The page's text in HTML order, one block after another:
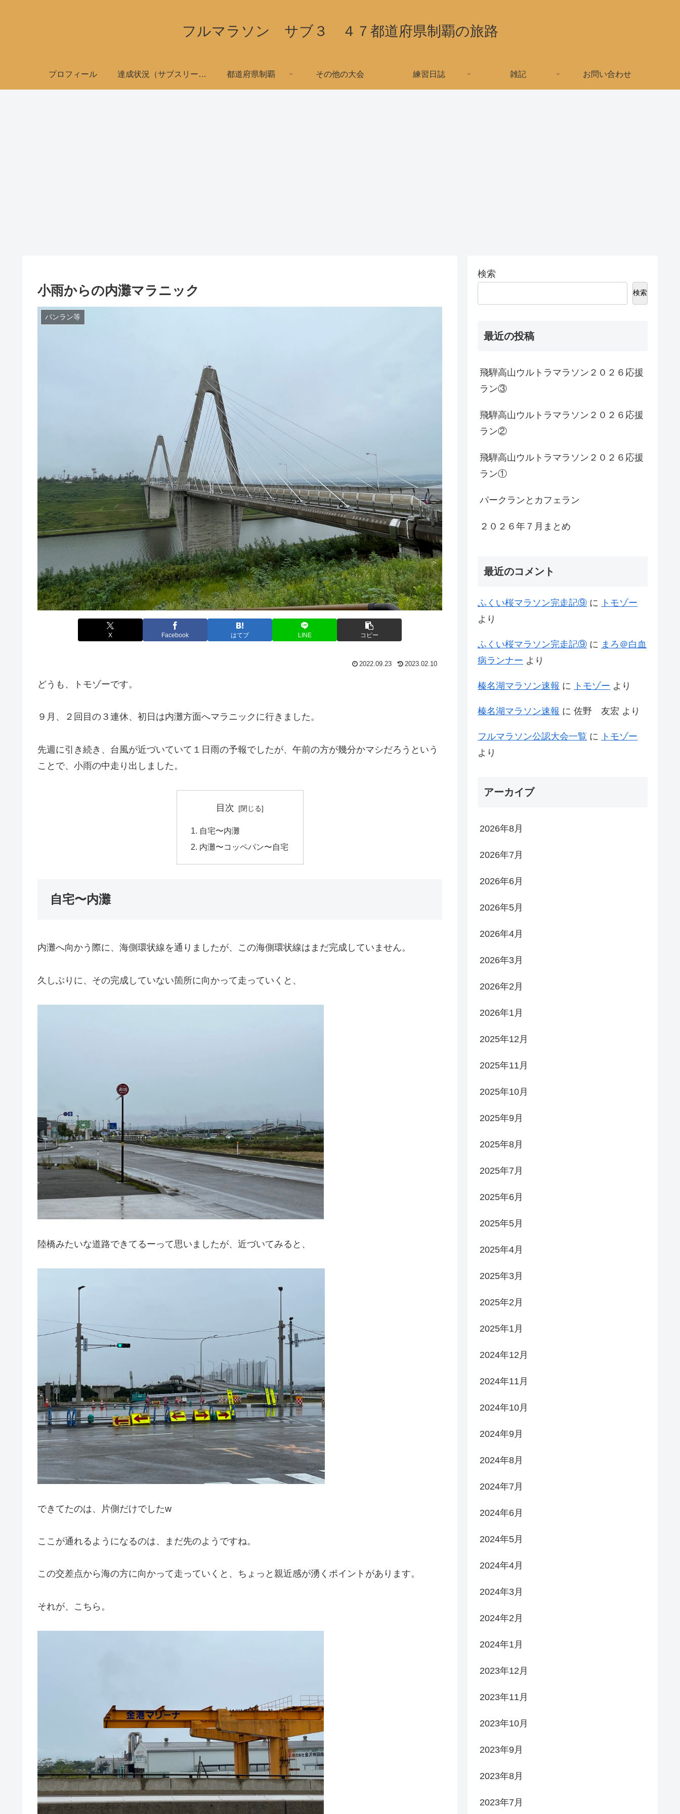
フルマラソン サブ３ ４７都道府県制覇の旅路
プロフィール 達成状況（サブスリーで全国制覇） 都道府県制覇 その他の大会 練習日誌 雑記 お問い合わせ
小雨からの内灘マラニック
パンラン等
X Facebook はてブ LINE コピー
2022.09.23 2023.02.10
どうも、トモゾーです。
９月、２回目の３連休、初日は内灘方面へマラニックに行きました。
先週に引き続き、台風が近づいていて１日雨の予報でしたが、午前の方が幾分かマシだろうという
ことで、小雨の中走り出しました。
目次
自宅〜内灘
内灘〜コッペパン〜自宅
自宅〜内灘
内灘へ向かう際に、海側環状線を通りましたが、この海側環状線はまだ完成していません。
久しぶりに、その完成していない箇所に向かって走っていくと、
陸橋みたいな道路できてるーって思いましたが、近づいてみると、
できてたのは、片側だけでしたw
ここが通れるようになるのは、まだ先のようですね。
この交差点から海の方に向かって走っていくと、ちょっと親近感が湧くポイントがあります。
それが、こちら。
検索
検索
最近の投稿
飛騨高山ウルトラマラソン２０２６応援
ラン③
飛騨高山ウルトラマラソン２０２６応援
ラン②
飛騨高山ウルトラマラソン２０２６応援
ラン①
パークランとカフェラン
２０２６年７月まとめ
最近のコメント
ふくい桜マラソン完走記⑨ に
トモゾー
より
ふくい桜マラソン完走記⑨ に まろ＠白血
病ランナー より
榛名湖マラソン速報 に トモゾー より
榛名湖マラソン速報 に 佐野 友宏 より
フルマラソン公認大会一覧 に
トモゾー
より
アーカイブ
2026年8月
2026年7月
2026年6月
2026年5月
2026年4月
2026年3月
2026年2月
2026年1月
2025年12月
2025年11月
2025年10月
2025年9月
2025年8月
2025年7月
2025年6月
2025年5月
2025年4月
2025年3月
2025年2月
2025年1月
2024年12月
2024年11月
2024年10月
2024年9月
2024年8月
2024年7月
2024年6月
2024年5月
2024年4月
2024年3月
2024年2月
2024年1月
2023年12月
2023年11月
2023年10月
2023年9月
2023年8月
2023年7月